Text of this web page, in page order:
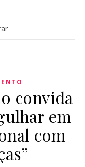
convida
em
com